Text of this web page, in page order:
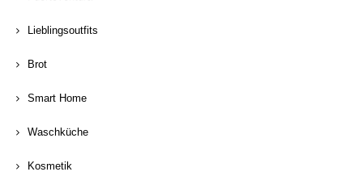
Lieblingsoutfits
Brot
Smart Home
Waschküche
Kosmetik